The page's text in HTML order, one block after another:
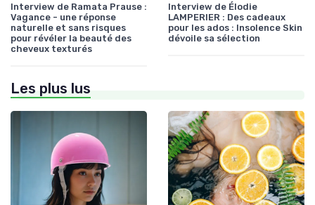
Interview de Ramata Prause :
Vagance - une réponse
naturelle et sans risques
pour révéler la beauté des
cheveux texturés
Interview de Élodie
LAMPERIER : Des cadeaux
pour les ados : Insolence Skin
dévoile sa sélection
Les plus lus